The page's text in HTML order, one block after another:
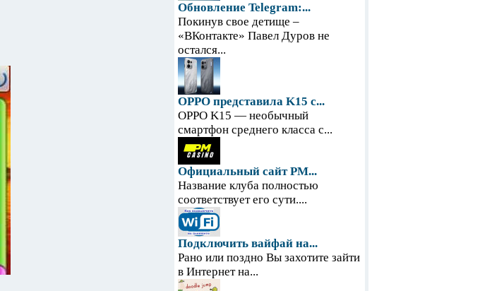
Обновление Telegram:...
Покинув свое детище –
«ВКонтакте» Павел Дуров не
остался...
OPPO представила K15 с...
OPPO K15 — необычный
смартфон среднего класса с...
Официальный сайт PM...
Название клуба полностью
соответствует его сути....
Подключить вайфай на...
Рано или поздно Вы захотите зайти
в Интернет на...